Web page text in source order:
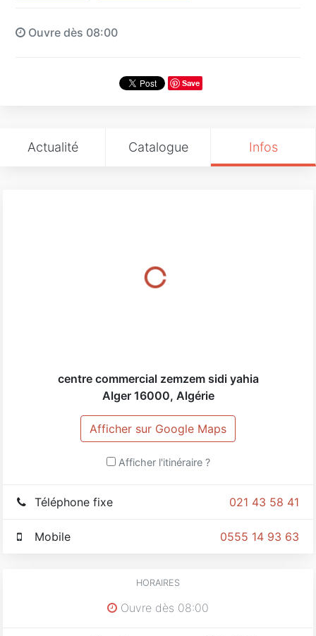
Ouvre dès 08:00
Save
Actualité Catalogue Infos
centre commercial zemzem sidi yahia
Alger 16000, Algérie
Afficher sur Google Maps
Afficher l'itinéraire ?
021 43 58 41
Téléphone fixe
0555 14 93 63
Mobile
HORAIRES
Ouvre dès 08:00